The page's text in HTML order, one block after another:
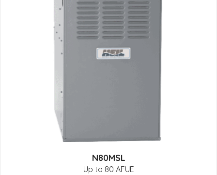
N80MSL
Up to 80 AFUE